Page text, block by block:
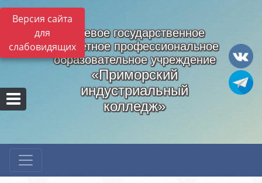
Версия сайта
для
слабовидящих
Краевое государственное
бюджетное профессиональное
образовательное учреждение
«Приморский
индустриальный
колледж»